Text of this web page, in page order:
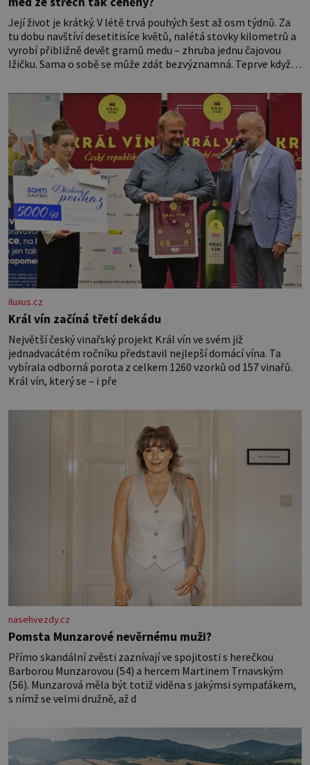
Její život je krátký. V létě trvá pouhých šest až osm týdnů. Za
tu dobu navštíví desetitisíce květů, nalétá stovky kilometrů a
vyrobí přibližně devět gramů medu – zhruba jednu čajovou
lžičku. Sama o sobě se může zdát bezvýznamná. Teprve když
vznikne jeden z nejdokonalejších organismů
iluxus.cz
Král vín začíná třetí dekádu
Největší český vinařský projekt Král vín ve svém již
jednadvacátém ročníku představil nejlepší domácí vína. Ta
vybírala odborná porota z celkem 1260 vzorků od 157 vinařů.
Král vín, který se – i pře
nasehvezdy.cz
Pomsta Munzarové nevěrnému muži?
Přímo skandální zvěsti zaznívají ve spojitosti s herečkou
Barborou Munzarovou (54) a hercem Martinem Trnavským
(56). Munzarová měla být totiž viděna s jakýmsi sympaťákem,
s nímž se velmi družně, až d